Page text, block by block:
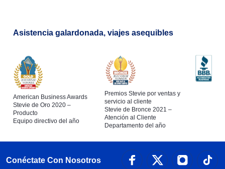
Asistencia galardonada, viajes asequibles
American Business Awards
Stevie de Oro 2020 –
Producto
Equipo directivo del año
Premios Stevie por ventas y
servicio al cliente
Stevie de Bronce 2021 –
Atención al Cliente
Departamento del año
Conéctate Con Nosotros